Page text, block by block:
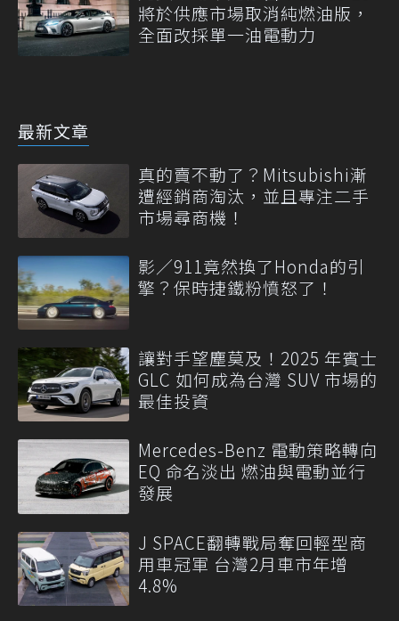
將於供應市場取消純燃油版，
全面改採單一油電動力
最新文章
真的賣不動了？Mitsubishi漸
遭經銷商淘汰，並且專注二手
市場尋商機！
影／911竟然換了Honda的引
擎？保時捷鐵粉憤怒了！
讓對手望塵莫及！2025 年賓士
GLC 如何成為台灣 SUV 市場的
最佳投資
Mercedes-Benz 電動策略轉向
EQ 命名淡出 燃油與電動並行
發展
J SPACE翻轉戰局奪回輕型商
用車冠軍 台灣2月車市年增
4.8%